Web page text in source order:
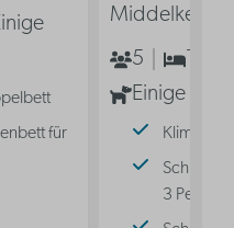
für
Middelkerke,
5
Einige
3